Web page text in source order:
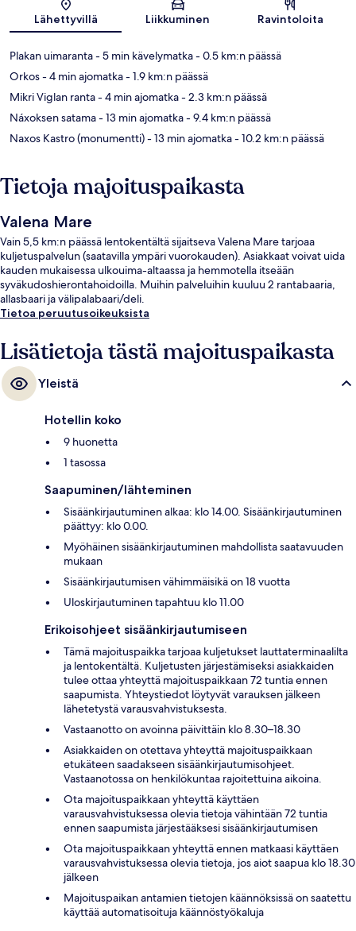
Kartta
Lähettyvillä Liikkuminen Ravintoloita
Plakan uimaranta- 5 min kävelymatka- 0.5 km:n päässä
Orkos- 4 min ajomatka- 1.9 km:n päässä
Mikri Viglan ranta- 4 min ajomatka- 2.3 km:n päässä
Náxoksen satama- 13 min ajomatka- 9.4 km:n päässä
Naxos Kastro (monumentti)- 13 min ajomatka- 10.2 km:n päässä
Tietoja majoituspaikasta
Valena Mare
Vain 5,5 km:n päässä lentokentältä sijaitseva Valena Mare tarjoaa
kuljetuspalvelun (saatavilla ympäri vuorokauden). Asiakkaat voivat uida
kauden mukaisessa ulkouima-altaassa ja hemmotella itseään
syväkudoshierontahoidoilla. Muihin palveluihin kuuluu 2 rantabaaria,
allasbaari ja välipalabaari/deli.
Tietoa peruutusoikeuksista
Lisätietoja tästä majoituspaikasta
Yleistä
Hotellin koko
9 huonetta
1 tasossa
Saapuminen/lähteminen
Sisäänkirjautuminen alkaa: klo 14.00. Sisäänkirjautuminen
päättyy: klo 0.00.
Myöhäinen sisäänkirjautuminen mahdollista saatavuuden
mukaan
Sisäänkirjautumisen vähimmäisikä on 18 vuotta
Uloskirjautuminen tapahtuu klo 11.00
Erikoisohjeet sisäänkirjautumiseen
Tämä majoituspaikka tarjoaa kuljetukset lauttaterminaalilta
ja lentokentältä. Kuljetusten järjestämiseksi asiakkaiden
tulee ottaa yhteyttä majoituspaikkaan 72 tuntia ennen
saapumista. Yhteystiedot löytyvät varauksen jälkeen
lähetetystä varausvahvistuksesta.
Vastaanotto on avoinna päivittäin klo 8.30–18.30
Asiakkaiden on otettava yhteyttä majoituspaikkaan
etukäteen saadakseen sisäänkirjautumisohjeet.
Vastaanotossa on henkilökuntaa rajoitettuina aikoina.
Ota majoituspaikkaan yhteyttä käyttäen
varausvahvistuksessa olevia tietoja vähintään 72 tuntia
ennen saapumista järjestääksesi sisäänkirjautumisen
Ota majoituspaikkaan yhteyttä ennen matkaasi käyttäen
varausvahvistuksessa olevia tietoja, jos aiot saapua klo 18.30
jälkeen
Majoituspaikan antamien tietojen käännöksissä on saatettu
käyttää automatisoituja käännöstyökaluja